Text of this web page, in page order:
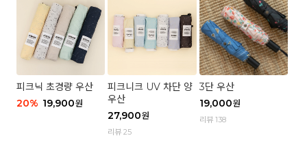
피크닉 초경량 우산
20% 19,900원
피크니크 UV 차단 양
우산
27,900원
리뷰 25
3단 우산
19,000원
리뷰 138